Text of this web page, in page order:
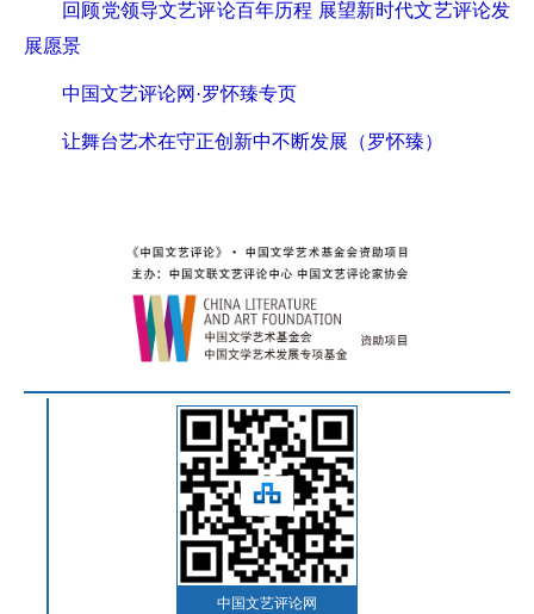
回顾党领导文艺评论百年历程 展望新时代文艺评论发
展愿景
中国文艺评论网·罗怀臻专页
让舞台艺术在守正创新中不断发展（罗怀臻）
中国文艺评论网